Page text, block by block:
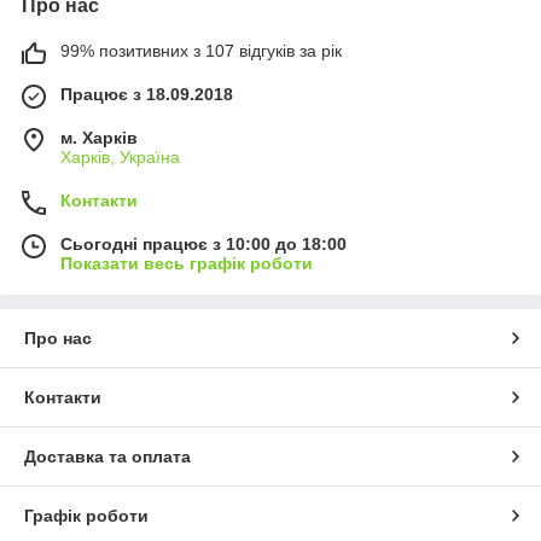
Про нас
99% позитивних з 107 відгуків за рік
Працює з 18.09.2018
м. Харків
Харків, Україна
Контакти
Сьогодні працює з 10:00 до 18:00
Показати весь графік роботи
Про нас
Контакти
Доставка та оплата
Графік роботи